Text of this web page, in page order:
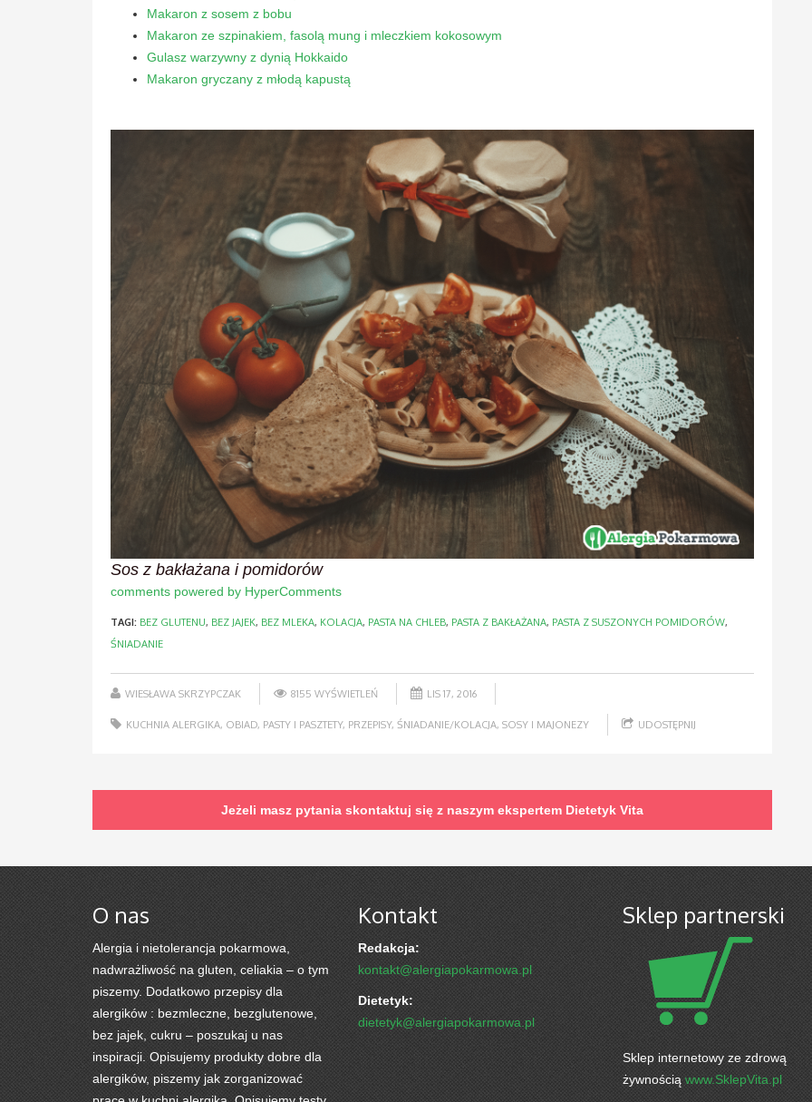
Makaron z sosem z bobu
Makaron ze szpinakiem, fasolą mung i mleczkiem kokosowym
Gulasz warzywny z dynią Hokkaido
Makaron gryczany z młodą kapustą
Sos z bakłażana i pomidorów
comments powered by HyperComments
TAGI: BEZ GLUTENU, BEZ JAJEK, BEZ MLEKA, KOLACJA, PASTA NA CHLEB, PASTA Z BAKŁAŻANA, PASTA Z SUSZONYCH POMIDORÓW,
ŚNIADANIE
WIESŁAWA SKRZYPCZAK 8155 WYŚWIETLEŃ LIS 17, 2016
KUCHNIA ALERGIKA, OBIAD, PASTY I PASZTETY, PRZEPISY, ŚNIADANIE/KOLACJA, SOSY I MAJONEZY UDOSTĘPNIJ
Jeżeli masz pytania skontaktuj się z naszym ekspertem Dietetyk Vita
O nas
Alergia i nietolerancja pokarmowa,
nadwrażliwość na gluten, celiakia – o tym
piszemy. Dodatkowo przepisy dla
alergików : bezmleczne, bezglutenowe,
bez jajek, cukru – poszukaj u nas
inspiracji. Opisujemy produkty dobre dla
alergików, piszemy jak zorganizować
Kontakt
Redakcja:
kontakt@alergiapokarmowa.pl
Dietetyk:
dietetyk@alergiapokarmowa.pl
Sklep partnerski
Sklep internetowy ze zdrową
żywnością www.SklepVita.pl